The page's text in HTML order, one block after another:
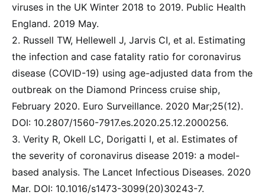
viruses in the UK Winter 2018 to 2019. Public Health
England. 2019 May.
2. Russell TW, Hellewell J, Jarvis CI, et al. Estimating
the infection and case fatality ratio for coronavirus
disease (COVID-19) using age-adjusted data from the
outbreak on the Diamond Princess cruise ship,
February 2020. Euro Surveillance. 2020 Mar;25(12).
DOI: 10.2807/1560-7917.es.2020.25.12.2000256.
3. Verity R, Okell LC, Dorigatti I, et al. Estimates of
the severity of coronavirus disease 2019: a model-
based analysis. The Lancet Infectious Diseases. 2020
Mar. DOI: 10.1016/s1473-3099(20)30243-7.